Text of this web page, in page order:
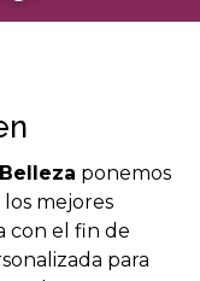
ponemos
mejores
con el fin de
para